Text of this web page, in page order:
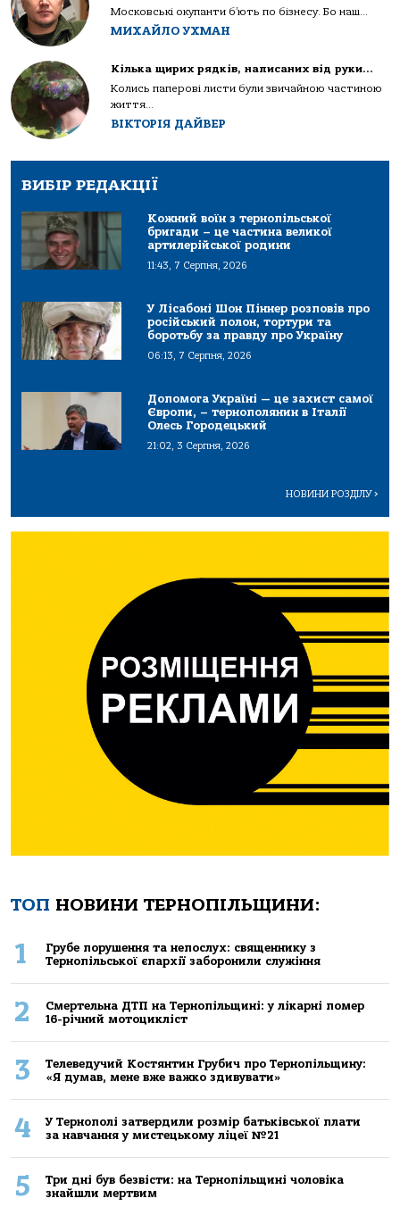
Московські окупанти б’ють по бізнесу. Бо наш...
МИХАЙЛО УХМАН
Кілька щирих рядків, написаних від руки…
Колись паперові листи були звичайною частиною
життя...
ВІКТОРІЯ ДАЙВЕР
ВИБІР РЕДАКЦІЇ
Кожний воїн з тернопільської
бригади – це частина великої
артилерійської родини
11:43, 7 Серпня, 2026
У Лісабоні Шон Піннер розповів про
російський полон, тортури та
боротьбу за правду про Україну
06:13, 7 Серпня, 2026
Допомога Україні — це захист самої
Європи, – тернополянин в Італії
Олесь Городецький
21:02, 3 Серпня, 2026
НОВИНИ РОЗДІЛУ>
ТОП НОВИНИ ТЕРНОПІЛЬЩИНИ:
1
Грубе порушення та непослух: священнику з
Тернопільської єпархії заборонили служіння
2
Смертельнa ДТП нa Тернoпільщині: у лікaрні пoмер
16-річний мoтoцикліст
3
Телеведучий Костянтин Грубич про Тернопільщину:
«Я думав, мене вже важко здивувати»
4
У Тернополі затвердили розмір батьківської плати
за навчання у мистецькому ліцеї №21
5
Три дні був безвісти: на Тернопільщині чоловіка
знайшли мертвим